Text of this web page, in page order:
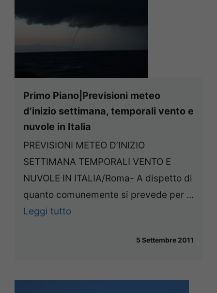
Primo Piano|Previsioni meteo
d’inizio settimana, temporali vento e
nuvole in Italia
PREVISIONI METEO D’INIZIO
SETTIMANA TEMPORALI VENTO E
NUVOLE IN ITALIA/Roma- A dispetto di
quanto comunemente si prevede per ...
Leggi tutto
5 Settembre 2011